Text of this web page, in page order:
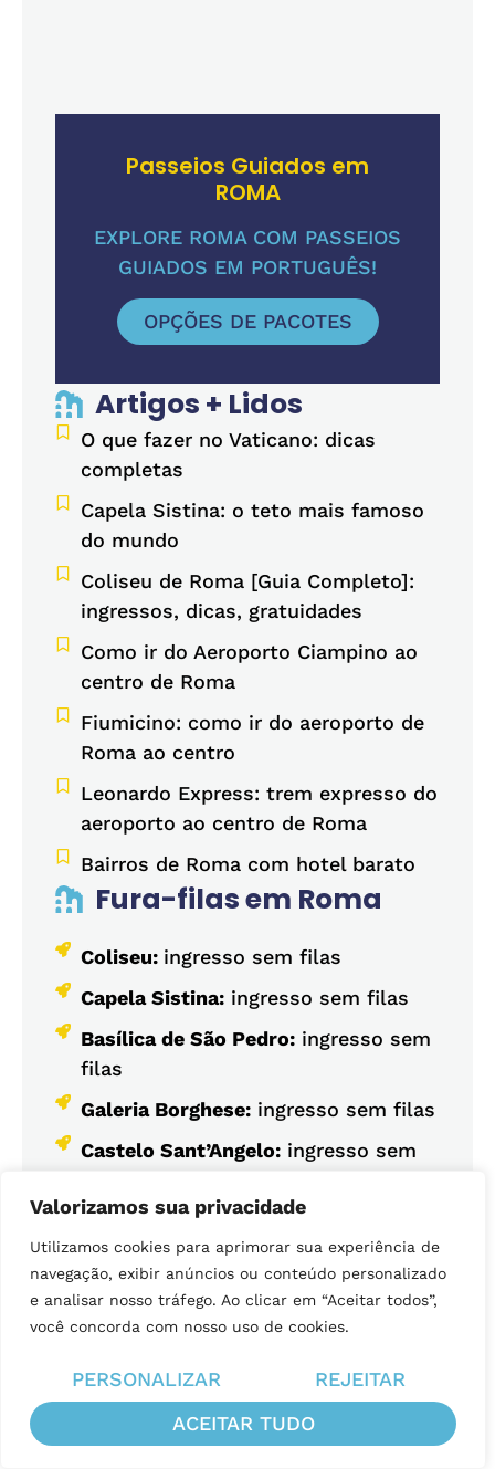
Valorizamos sua privacidade
Utilizamos cookies para aprimorar sua experiência de
navegação, exibir anúncios ou conteúdo personalizado
e analisar nosso tráfego. Ao clicar em “Aceitar todos”,
você concorda com nosso uso de cookies.
PERSONALIZAR
REJEITAR
ACEITAR TUDO
Passeios Guiados em
ROMA
EXPLORE ROMA COM PASSEIOS
GUIADOS EM PORTUGUÊS!
OPÇÕES DE PACOTES
Artigos + Lidos
O que fazer no Vaticano: dicas
completas
Capela Sistina: o teto mais famoso
do mundo
Coliseu de Roma [Guia Completo]:
ingressos, dicas, gratuidades
Como ir do Aeroporto Ciampino ao
centro de Roma
Fiumicino: como ir do aeroporto de
Roma ao centro
Leonardo Express: trem expresso do
aeroporto ao centro de Roma
Bairros de Roma com hotel barato
Fura-filas em Roma
Coliseu: ingresso sem filas
Capela Sistina:ingresso sem filas
Basílica de São Pedro:ingresso sem
filas
Galeria Borghese:ingresso sem filas
Castelo Sant’Angelo:ingresso sem
Ônibus de/para Aeroporto Fiumicino
Ônibus de/para Aeroporto Ciampino
Pompeia:ingresso sem filas
filas
Torre de Pisa:ingresso sem filas